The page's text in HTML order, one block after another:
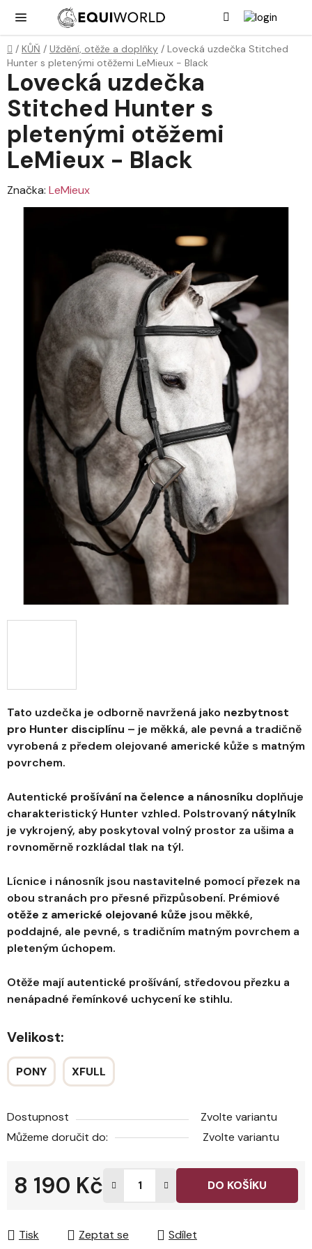
obsah
Domů
/ KŮŇ / Uždění, otěže a doplňky / Lovecká uzdečka Stitched
Hunter s pletenými otěžemi LeMieux - Black
Tato uzdečka je odborně navržená jako nezbytnost
pro Hunter disciplínu – je měkká, ale pevná a tradičně
vyrobená z předem olejované americké kůže s matným
povrchem.
Autentické prošívání na čelence a nánosníku doplňuje
charakteristický Hunter vzhled. Polstrovaný nátylník
je vykrojený, aby poskytoval volný prostor za ušima a
rovnoměrně rozkládal tlak na týl.
Lícnice i nánosník jsou nastavitelné pomocí přezek na
obou stranách pro přesné přizpůsobení. Prémiové
otěže z americké olejované kůže jsou měkké,
poddajné, ale pevné, s tradičním matným povrchem a
pleteným úchopem.
Otěže mají autentické prošívání, středovou přezku a
nenápadné řemínkové uchycení ke stihlu.
Velikost:
PONY XFULL
Dostupnost
Zvolte variantu
Můžeme doručit do:
Zvolte variantu
8 190 Kč DO KOŠÍKU
Tisk Zeptat se Sdílet
Lovecká uzdečka
Stitched Hunter s
pletenými otěžemi
LeMieux - Black
Značka: LeMieux